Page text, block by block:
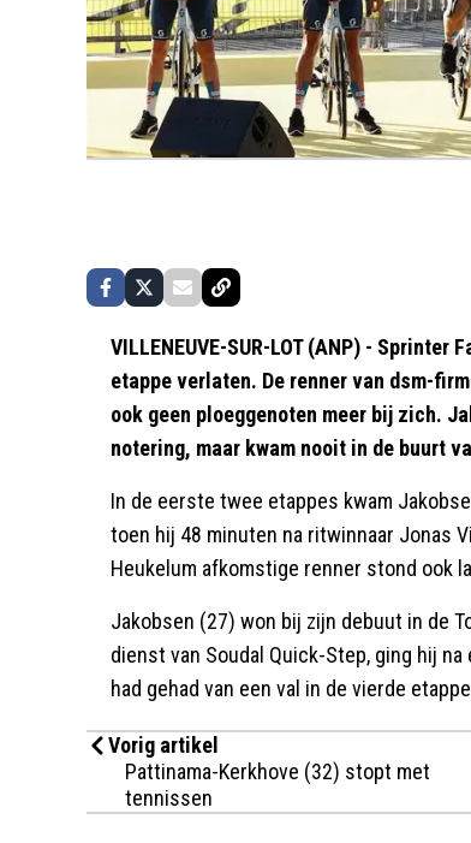
VILLENEUVE-SUR-LOT (ANP) -
etappe verlaten. De renner van dsm-
ook geen ploeggenoten meer bij zich.
notering, maar kwam nooit in de buurt
In de eerste twee etappes kwam
toen hij 48 minuten na ritwinnaar Jonas
Heukelum afkomstige renner stond ook
Jakobsen (27) won bij zijn debuut in de
dienst van Soudal Quick-Step, ging hij
had gehad van een val in de vierde
Vorig artikel
Pattinama-Kerkhove (32) stopt met
tennissen